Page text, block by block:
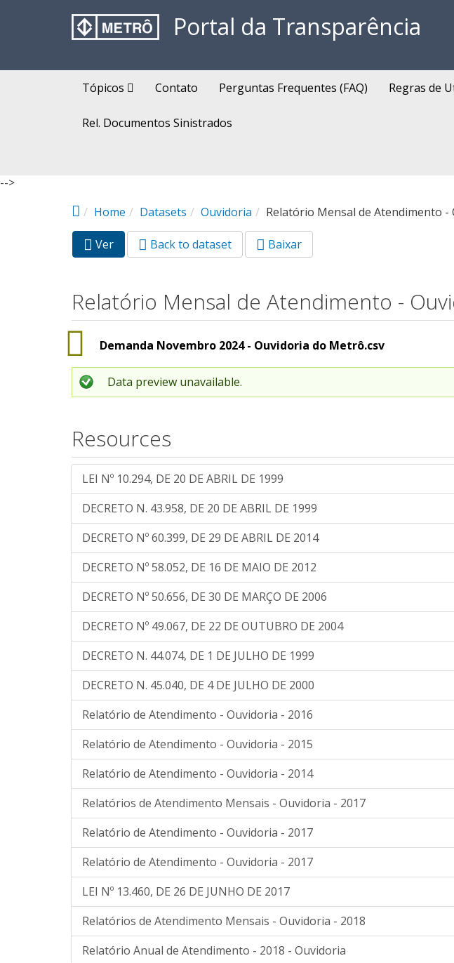
Portal da Transparência
Tópicos Contato Perguntas Frequentes (FAQ) Regras de
Rel. Documentos Sinistrados
-->
Home
Datasets Ouvidoria Relatório Mensal de Atendimento
Abas primárias
Ver
ativa)
Back to dataset Baixar
Relatório Mensal de Atendimento -
Demanda Novembro 2024 - Ouvidoria do Metrô.csv
Data preview unavailable.
Resources
LEI Nº 10.294, DE 20 DE ABRIL DE 1999
DECRETO N. 43.958, DE 20 DE ABRIL DE 1999
DECRETO Nº 60.399, DE 29 DE ABRIL DE 2014
DECRETO Nº 58.052, DE 16 DE MAIO DE 2012
DECRETO Nº 50.656, DE 30 DE MARÇO DE 2006
DECRETO Nº 49.067, DE 22 DE OUTUBRO DE 2004
DECRETO N. 44.074, DE 1 DE JULHO DE 1999
DECRETO N. 45.040, DE 4 DE JULHO DE 2000
Relatório de Atendimento - Ouvidoria - 2016
Relatório de Atendimento - Ouvidoria - 2015
Relatório de Atendimento - Ouvidoria - 2014
Relatórios de Atendimento Mensais - Ouvidoria - 2017
Relatório de Atendimento - Ouvidoria - 2017
Relatório de Atendimento - Ouvidoria - 2017
LEI Nº 13.460, DE 26 DE JUNHO DE 2017
Relatórios de Atendimento Mensais - Ouvidoria - 2018
Relatório Anual de Atendimento - 2018 - Ouvidoria